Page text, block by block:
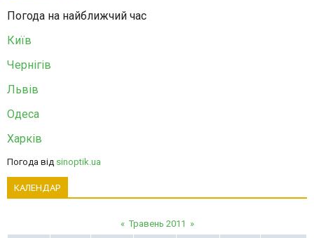
Погода на найближчий час
Київ
Чернігів
Львів
Одеса
Харків
Погода від sinoptik.ua
КАЛЕНДАР
« Травень 2011 »